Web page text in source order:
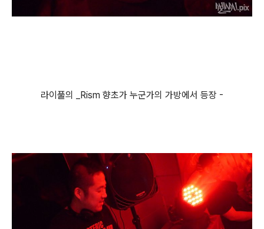
라이풀의 _Rism 향초가 누군가의 가방에서 등장 -